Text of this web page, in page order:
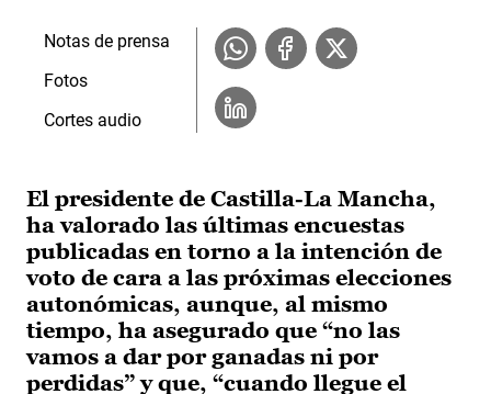
El presidente de Castilla-La Mancha,
ha valorado las últimas encuestas
publicadas en torno a la intención de
voto de cara a las próximas elecciones
autonómicas, aunque, al mismo
tiempo, ha asegurado que “no las
vamos a dar por ganadas ni por
perdidas” y que, “cuando llegue el
Notas de prensa
Fotos
Cortes audio